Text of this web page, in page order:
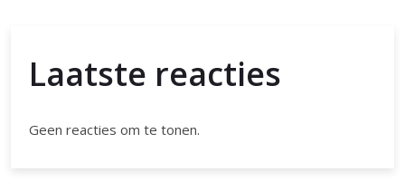
Laatste reacties
Geen reacties om te tonen.